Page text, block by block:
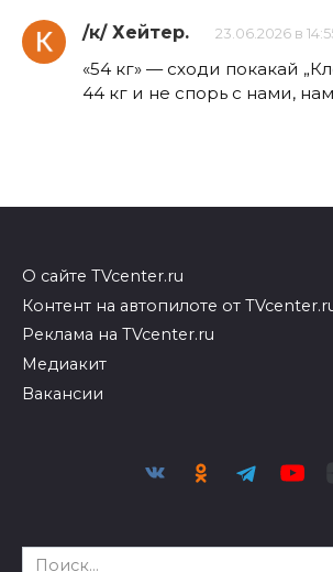
/к/ Хейтер. 23.06.2026 в
«54 кг» — сходи покакай
44 кг и не спорь с нами,
О сайте TVcenter.ru
Контент на автопилоте от
Реклама на TVcenter.ru
Медиакит
Вакансии
Search